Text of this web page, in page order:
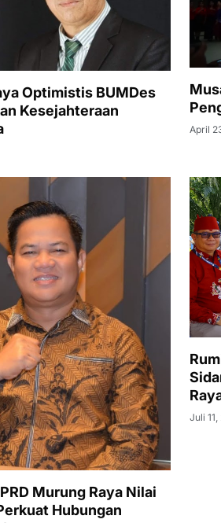
Optimistis BUMDes
Kesejahteraan
April
Murung Raya Nilai
Hubungan
Juli